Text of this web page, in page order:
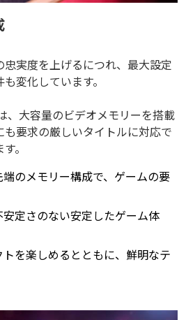
実度を上げるにつれ、最大設定
変化しています。
、大容量のビデオメモリーを搭載
も要求の厳しいタイトルに対応で
。
のメモリー構成で、ゲームの要
定さのない安定したゲーム体
を楽しめるとともに、鮮明なテ